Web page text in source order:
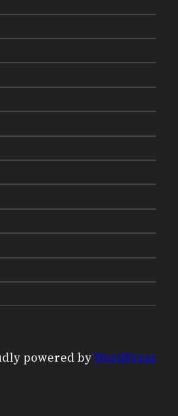
powered byWordPress